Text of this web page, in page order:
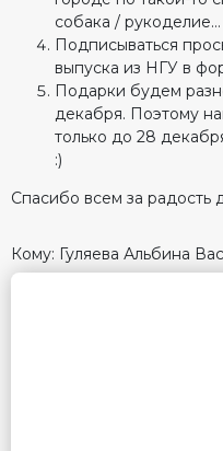
собака / рукоделие…
Подписываться
выпуска из НГУ в
Подарки будем
декабря. Поэтому
только до 28
:)
Спасибо всем за радость
Кому: Гуляева Альбина